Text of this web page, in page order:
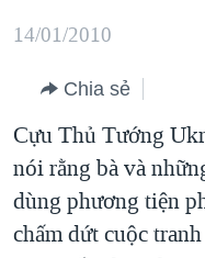
chính
hướng
chính
Đi
tới
THẾ GIỚI
DIỄN ĐÀN
MỤC
TỰ DO BÁO CHÍ
VẠCH TRẦN TIN GIẢ
CHUYÊN ĐỀ
CHIẾN TRANH
TẠI
HỌC TIẾNG ANH
14/01/2010
Chia sẻ
Cựu Thủ Tướng
nói rằng bà và
dùng phương tiện
chấm dứt cuộc